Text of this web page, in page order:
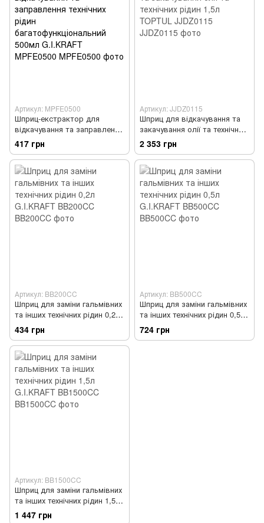
Артикул: MPFE0500
Шприц-екстрактор для
відкачування та заправлення
технічних рідин
багатофункціональний 500мл
G.I.KRAFT MPFE0500
417 грн
Артикул: JJDZ0115
Шприц для відкачування та
закачування олії та технічних
рідин 1,5л TOPTUL JJDZ0115
2 353 грн
Артикул: BB200CC
Шприц для заміни гальмівних
та інших технічних рідин 0,2л
G.I.KRAFT BB200CC
434 грн
Артикул: BB500CC
Шприц для заміни гальмівних
та інших технічних рідин 0,5л
G.I.KRAFT BB500CC
724 грн
Артикул: BB1500CC
Шприц для заміни гальмівних
та інших технічних рідин 1,5л
G.I.KRAFT BB1500CC
1 447 грн